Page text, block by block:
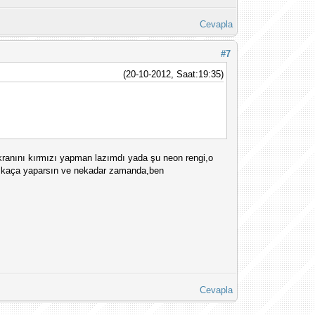
Cevapla
#7
(20-10-2012, Saat:19:35)
kırmızı yapman lazımdı yada şu neon rengi,o
yaparsın ve nekadar zamanda,ben
Cevapla